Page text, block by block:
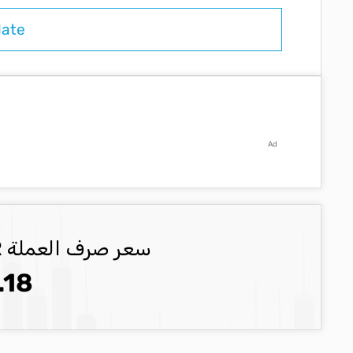
Ad
سعر صرف العملة EUR العملة المحدثة